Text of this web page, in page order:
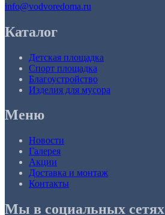
info@vodvoredoma.ru
Каталог
Детская площадка
Спорт площадка
Благоустройство
Изделия для мусора
Меню
Новости
Галерея
Акции
Доставка и монтаж
Контакты
Мы в социальных сетях